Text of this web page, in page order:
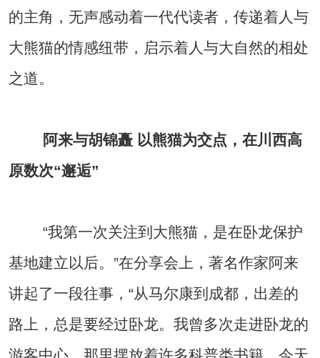
的主角，无声感动着一代代读者，传递着人与
大熊猫的情感纽带，启示着人与大自然的相处
之道。
阿来与胡锦矗 以熊猫为交点，在川西高
原数次“邂逅”
“我第一次关注到大熊猫，是在卧龙保护
基地建立以后。”在分享会上，著名作家阿来
讲起了一段往事，“从马尔康到成都，出差的
路上，总是要经过卧龙。我曾多次走进卧龙的